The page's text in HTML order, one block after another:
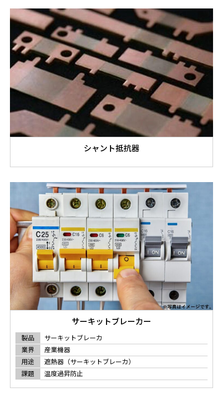
シャント抵抗器
サーキットブレーカー
製品
サーキットブレーカ
業界
産業機器
用途
遮熱器（サーキットブレーカ）
課題
温度過昇防止